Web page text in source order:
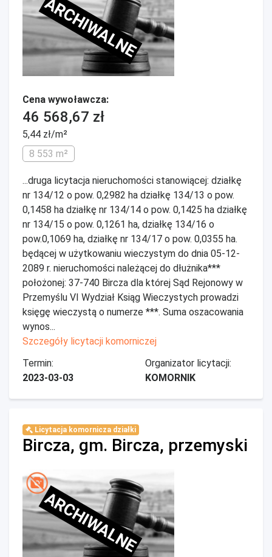
ARCHIWALNE
Cena wywoławcza:
46 568,67 zł
5,44 zł/m²
8 553 m²
...druga licytacja nieruchomości stanowiącej: działkę
nr 134/12 o pow. 0,2982 ha działkę 134/13 o pow.
0,1458 ha działkę nr 134/14 o pow. 0,1425 ha działkę
nr 134/15 o pow. 0,1261 ha, działkę 134/16 o
pow.0,1069 ha, działkę nr 134/17 o pow. 0,0355 ha.
będącej w użytkowaniu wieczystym do dnia 05-12-
2089 r. nieruchomości należącej do dłużnika***
położonej: 37-740 Bircza dla której Sąd Rejonowy w
Przemyślu VI Wydział Ksiąg Wieczystych prowadzi
księgę wieczystą o numerze ***. Suma oszacowania
wynos...
Szczegóły licytacji komorniczej
Termin:
2023-03-03
Organizator licytacji:
KOMORNIK
Licytacja komornicza działki
Bircza, gm. Bircza, przemyski
ARCHIWALNE